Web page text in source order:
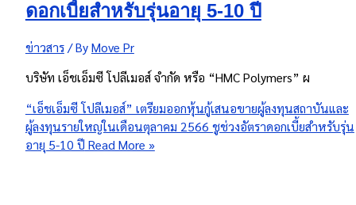
ดอกเบี้ยสำหรับรุ่นอายุ 5-10 ปี
ข่าวสาร/ ByMove Pr
บริษัท เอ็ชเอ็มซี โปลีเมอส์ จำกัด หรือ “HMC Polymers” ผ
“เอ็ชเอ็มซี โปลีเมอส์” เตรียมออกหุ้นกู้เสนอขายผู้ลงทุนสถาบันและ
ผู้ลงทุนรายใหญ่ในเดือนตุลาคม 2566 ชูช่วงอัตราดอกเบี้ยสำหรับรุ่น
อายุ 5-10 ปี Read More »